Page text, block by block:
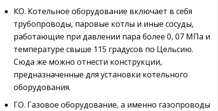
КО. Котельное оборудование включает в себя
трубопроводы, паровые котлы и иные сосуды,
работающие при давлении пара более 0, 07 МПа и
температуре свыше 115 градусов по Цельсию.
Сюда же можно отнести конструкции,
предназначенные для установки котельного
оборудования.
ГО. Газовое оборудование, а именно газопроводы